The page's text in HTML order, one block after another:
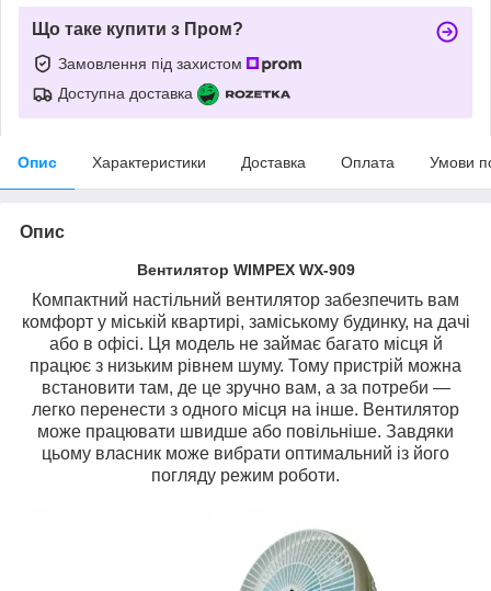
Що таке купити з Пром?
Замовлення під захистом
Доступна доставка
Опис Характеристики Доставка Оплата Умови
Опис
Вентилятор WIMPEX WX-909
Компактний настільний вентилятор забезпечить вам
комфорт у міській квартирі, заміському будинку, на дачі
або в офісі. Ця модель не займає багато місця й
працює з низьким рівнем шуму. Тому пристрій можна
встановити там, де це зручно вам, а за потреби —
легко перенести з одного місця на інше. Вентилятор
може працювати швидше або повільніше. Завдяки
цьому власник може вибрати оптимальний із його
погляду режим роботи.